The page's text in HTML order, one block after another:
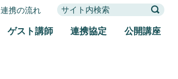
連携の流れ
ゲスト講師 連携協定 公開講座